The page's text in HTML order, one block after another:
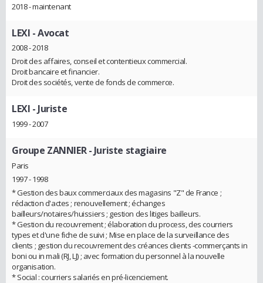
2018 - maintenant
LEXI - Avocat
2008 - 2018
Droit des affaires, conseil et contentieux commercial.
Droit bancaire et financier.
Droit des sociétés, vente de fonds de commerce.
LEXI - Juriste
1999 - 2007
Groupe ZANNIER- Juriste stagiaire
Paris
1997 - 1998
* Gestion des baux commerciaux des magasins "Z" de France ;
rédaction d'actes ; renouvellement ; échanges
bailleurs/notaires/huissiers ; gestion des litiges bailleurs.
* Gestion du recouvrement ; élaboration du process, des courriers
types et d'une fiche de suivi ; Mise en place de la surveillance des
clients ; gestion du recouvrement des créances clients -commerçants in
boni ou in mali (RJ, LJ) ; avec formation du personnel à la nouvelle
organisation.
* Social : courriers salariés en pré-licenciement.